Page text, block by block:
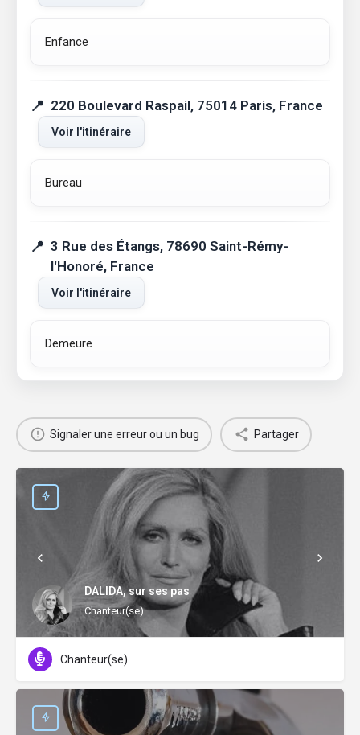
Enfance
220 Boulevard Raspail, 75014 Paris, France
Voir l'itinéraire
Bureau
3 Rue des Étangs, 78690 Saint-Rémy-
l'Honoré, France
Voir l'itinéraire
Demeure
Signaler une erreur ou un bug Partager
DALIDA, sur ses pas
Chanteur(se)
Chanteur(se)